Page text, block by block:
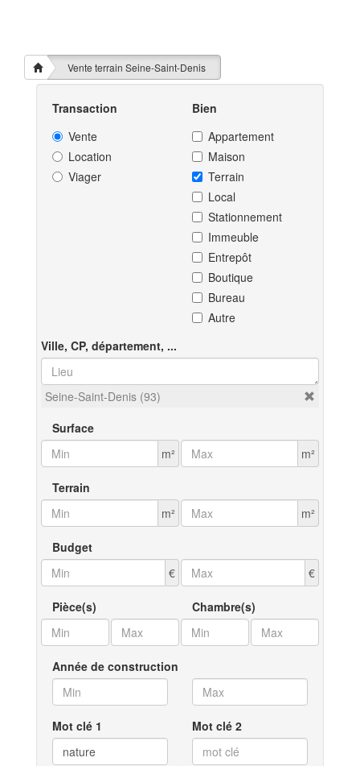
Vente terrain Seine-Saint-Denis
Transaction
Vente
Location
Viager
Bien
Appartement
Maison
Terrain
Local
Stationnement
Immeuble
Entrepôt
Boutique
Bureau
Autre
Ville, CP, département, ...
Seine-Saint-Denis (93)
Surface
m²
m²
Terrain
m²
m²
Budget
€
€
Pièce(s) Chambre(s)
Année de construction
Mot clé 1 Mot clé 2